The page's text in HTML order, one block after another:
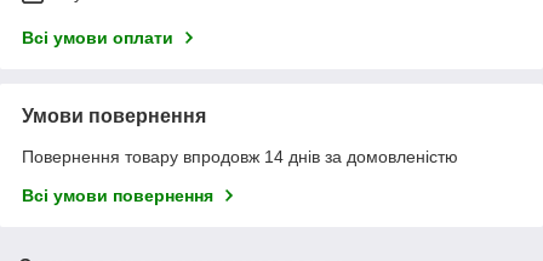
Всі умови оплати
Умови повернення
Повернення товару впродовж 14 днів за домовленістю
Всі умови повернення